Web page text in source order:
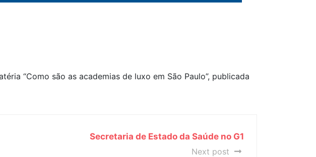
“Como são as academias de luxo em São Paulo”, publicada
Secretaria de Estado da Saúde no G1
Next post